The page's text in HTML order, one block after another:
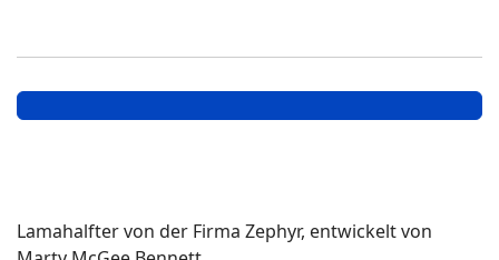
Lamahalfter von der Firma Zephyr, entwickelt von